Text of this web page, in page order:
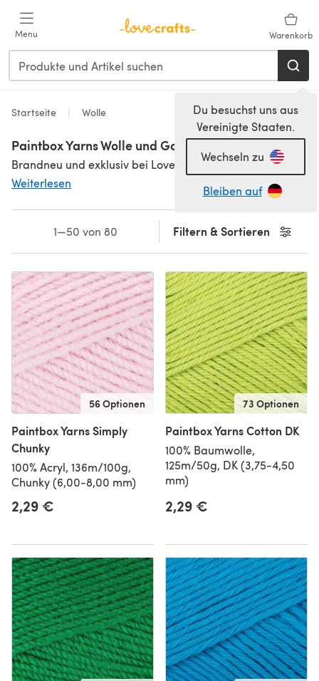
Menu Warenkorb
Du besuchst uns aus
Vereinigte Staaten.
Wechseln zu
Bleiben auf
Startseite Wolle
Paintbox Yarns Wolle und Garne
Weiterlesen
Filtern & Sortieren
1—50 von 80
56 Optionen
Paintbox Yarns Simply
Chunky
100% Acryl, 136m/100g,
Chunky (6,00-8,00 mm)
2,29 €
73 Optionen
Paintbox Yarns Cotton DK
100% Baumwolle,
125m/50g, DK (3,75-4,50
mm)
2,29 €